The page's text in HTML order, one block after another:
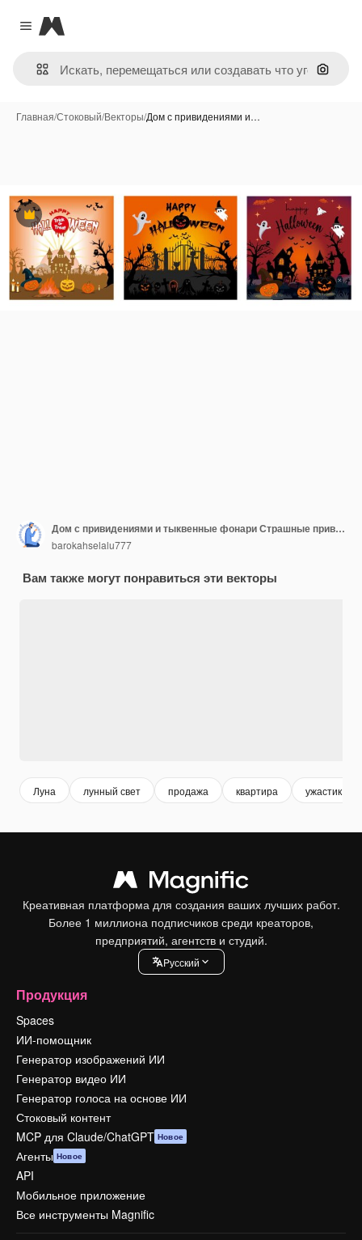
Close menu
Magnific
Поиск
Главная/Стоковый/Векторы/Дом с привидениями и…
Премиум
Дом с привидениями и тыквенные фонари Страшные приветствия на Хэллоуин Летающие призраки
barokahselalu777
Вам также могут понравиться эти векторы
Луна лунный свет продажа квартира ужастик
Креативная платформа для создания ваших лучших работ.
Более 1 миллиона подписчиков среди креаторов,
предприятий, агентств и студий.
Pусский
Продукция
Spaces
ИИ-помощник
Генератор изображений ИИ
Генератор видео ИИ
Генератор голоса на основе ИИ
Стоковый контент
MCP для Claude/ChatGPT Новое
Агенты Новое
API
Мобильное приложение
Все инструменты Magnific